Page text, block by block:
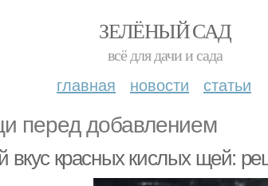
ЗЕЛЁНЫЙ САД
всё для дачи и сада
главная новости статьи
перед добавлением
вкус красных кислых щей: